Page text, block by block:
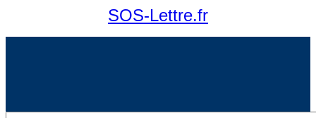
SOS-Lettre.fr